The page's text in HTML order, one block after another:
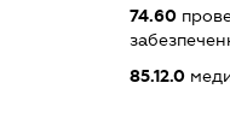
74.60
85.12.0